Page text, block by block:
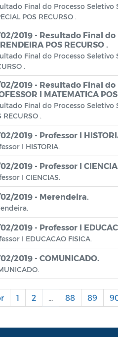
Final do Processo Seletivo
POS RECURSO .
2019 - Resultado Final do
POS RECURSO .
Final do Processo Seletivo
.
2019 - Resultado Final do
I MATEMATICA POS
Final do Processo Seletivo
RECURSO .
2019 - Professor I
I HISTORIA.
2019 - Professor I
I CIENCIAS.
2019 - Merendeira.
2019 - Professor I
I EDUCACAO FISICA.
2019 - COMUNICADO.
1 2 88 89